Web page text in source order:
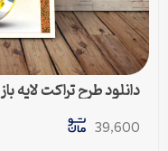
دانلود طرح تراکت لایه باز psd فتوشاپ طلا جواهری
39,600